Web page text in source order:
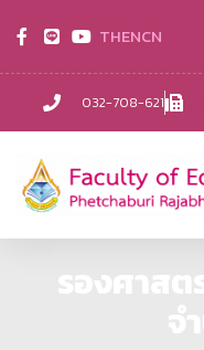
032-708-621
THENCN